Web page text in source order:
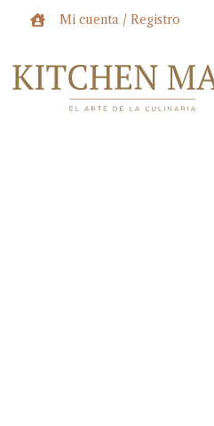
Mi cuenta / Registro